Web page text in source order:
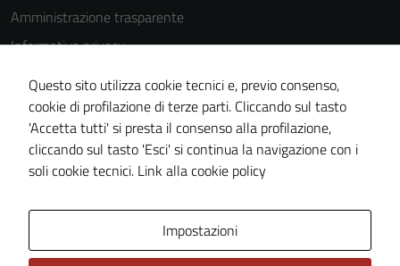
Amministrazione trasparente
Informativa privacy
Cookie Policy
Note legali
Dichiarazione di accessibilità
Piano di miglioramento del sito
Questo sito utilizza cookie tecnici e, previo consenso,
cookie di profilazione di terze parti. Cliccando sul tasto
'Accetta tutti' si presta il consenso alla profilazione,
cliccando sul tasto 'Esci' si continua la navigazione con i
soli cookie tecnici. Link alla cookie policy
Impostazioni